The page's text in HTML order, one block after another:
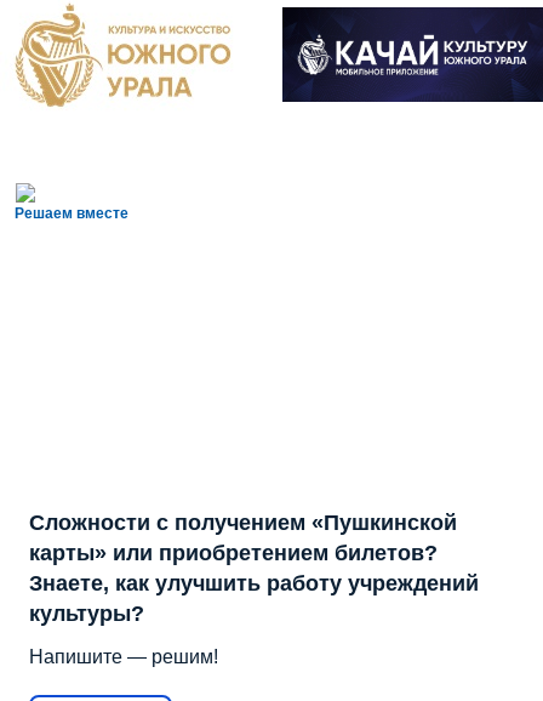
Решаем вместе
Сложности с получением «Пушкинской
карты» или приобретением билетов?
Знаете, как улучшить работу учреждений
культуры?
Напишите — решим!